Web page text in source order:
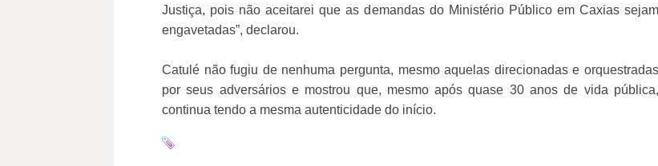
Justiça, pois não aceitarei que as demandas do Ministério Público em Caxias sejam
engavetadas”, declarou.
Catulé não fugiu de nenhuma pergunta, mesmo aquelas direcionadas e orquestradas
por seus adversários e mostrou que, mesmo após quase 30 anos de vida pública,
continua tendo a mesma autenticidade do início.